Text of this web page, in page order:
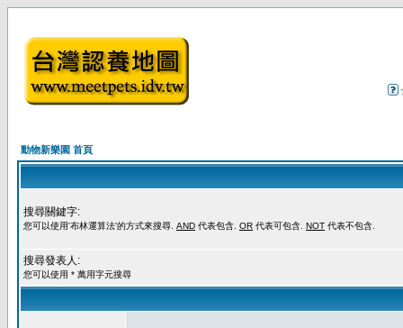
動物新樂園 首頁
搜尋關鍵字:
您可以使用'布林運算法'的方式來搜尋. AND 代表包含. OR 代表可包含. NOT 代表不包含.
搜尋發表人:
您可以使用 * 萬用字元搜尋